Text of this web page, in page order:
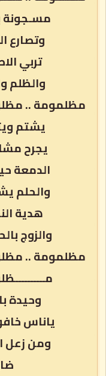
مسـجونة
وتصارع
تربي
والظلم
مظلمومة ..
يشتم
يجرح
الدمعة
والحلم
هدية
والزوج
مظلمومة ..
وحيدة
ياناس
ومن زعل